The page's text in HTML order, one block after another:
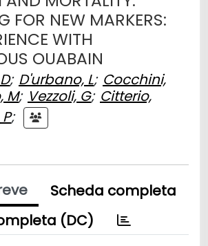
FOR NEW MARKERS:
WITH
OUABAIN
; D'urbano, L; Cocchini,
M; Vezzoli, G; Citterio,
;
Scheda completa
(DC)